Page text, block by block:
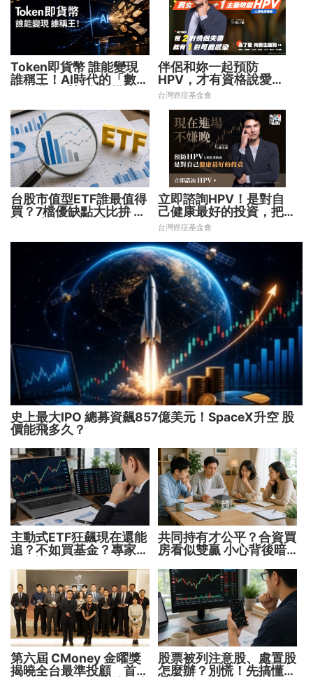
Token即貨幣 誰能變現
誰稱王！AI時代的「數位
伴侶和妳一起預防
HPV，才有資格說愛
妳！
台灣癌症基金會
台股市值型ETF誰最值得
買？7檔優缺點大比拚 找
立即諮詢HPV！是對自
己健康最好的投資，把握
現在不嫌晚！
台灣癌症基金會
史上最大IPO 總募資飆857億美元！SpaceX升空 股
價能飛多久？
主動式ETF狂飆現在還能
追？不如買基金？專家親
共同持有才公平？合資買
房看似雙贏 小心背後暗
第六屆 CMoney 金曜獎
揭曉全台最準投顧 首度
股票被列注意股、處置股
怎麼辦？別慌！先搞懂背